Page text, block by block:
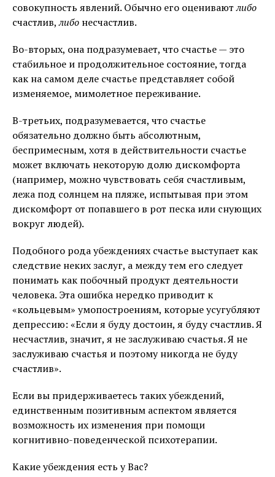
совокупность явлений. Обычно его оцениваютлибо
счастлив,либо несчастлив.
Во-вторых, она подразумевает, что счастье — это
стабильное и продолжительное состояние, тогда
как на самом деле счастье представляет собой
изменяемое, мимолетное переживание.
В-третьих, подразумевается, что счастье
обязательно должно быть абсолютным,
беспримесным, хотя в действительности счастье
может включать некоторую долю дискомфорта
(например, можно чувствовать себя счастливым,
лежа под солнцем на пляже, испытывая при этом
дискомфорт от попавшего в рот песка или снующих
вокруг людей).
Подобного рода убеждениях счастье выступает как
следствие неких заслуг, а между тем его следует
понимать как побочный продукт деятельности
человека. Эта ошибка нередко приводит к
«кольцевым» умопостроениям, которые усугубляют
депрессию: «Если я буду достоин, я буду счастлив. Я
несчастлив, значит, я не заслуживаю счастья. Я не
заслуживаю счастья и поэтому никогда не буду
счастлив».
Если вы придерживаетесь таких убеждений,
единственным позитивным аспектом является
возможность их изменения при помощи
когнитивно-поведенческой психотерапии.
Какие убеждения есть у Вас?